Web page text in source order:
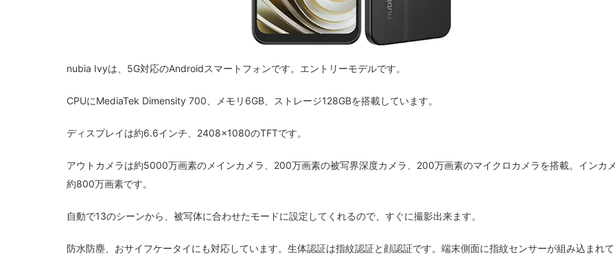
nubia Ivyは、5G対応のAndroidスマートフォンです。エントリーモデルです。
CPUにMediaTek Dimensity 700、メモリ6GB、ストレージ128GBを搭載しています。
ディスプレイは約6.6インチ、2408×1080のTFTです。
アウトカメラは約5000万画素のメインカメラ、200万画素の被写界深度カメラ、200万画素のマイクロカメラを搭載。インカ
約800万画素です。
自動で13のシーンから、被写体に合わせたモードに設定してくれるので、すぐに撮影出来ます。
防水防塵、おサイフケータイにも対応しています。生体認証は指紋認証と顔認証です。端末側面に指紋センサーが組み込まれ